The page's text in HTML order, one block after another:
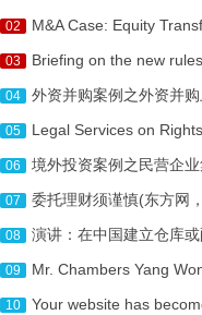
02 M&A Case: Equity Transfer and Capital Increase
03 Briefing on the new rules of Regional
04 外资并购案例之外资并购上
05 Legal Services on Rights and Interests Transfer
06 境外投资案例之民营企业集
07 委托理财须谨慎(东方网
08 演讲：在中国建立仓库或配送中
09 Mr. Chambers Yang Won Favorable Awards of Two
10 Your website has become a rich source of